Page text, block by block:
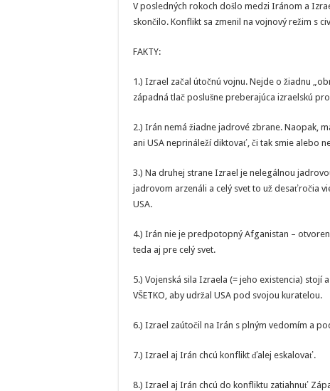
V posledných rokoch došlo medzi Iránom a
skončilo. Konflikt sa zmenil na vojnový režim s
FAKTY:
1.) Izrael začal útočnú vojnu. Nejde o žiadnu
západná tlač poslušne preberajúca izraelskú
2.) Irán nemá žiadne jadrové zbrane. Naopak,
ani USA neprináleží diktovať, či tak smie alebo
3.) Na druhej strane Izrael je nelegálnou
jadrovom arzenáli a celý svet to už desaťročia
USA.
4.) Irán nie je predpotopný Afganistan –
teda aj pre celý svet.
5.) Vojenská sila Izraela (= jeho existencia)
VŠETKO, aby udržal USA pod svojou kuratelou.
6.) Izrael zaútočil na Irán s plným vedomím a
7.) Izrael aj Irán chcú konflikt ďalej eskalovať.
8.) Izrael aj Irán chcú do konfliktu zatiahnuť